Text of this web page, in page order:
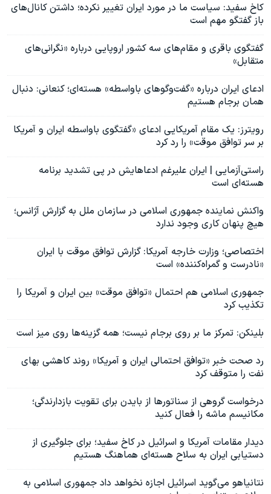
کاخ سفید: سیاست ما در مورد ایران تغییر نکرده؛ داشتن کانال‌های
باز گفتگو مهم است
گفتگوی باقری و مقام‌های سه کشور اروپایی درباره «نگرانی‌های
متقابل»
ادعای ایران درباره «گفت‌وگوهای باواسطه» هسته‌ای؛ کنعانی: دنبال
همان برجام هستیم
رویترز: یک مقام آمریکایی ادعای «گفتگوی باواسطه ایران و آمریکا
بر سر توافق موقت» را رد کرد
راستی‌آزمایی | ایران علیرغم ادعاهایش در پی تشدید برنامه
هسته‌ای است
واکنش نماینده جمهوری اسلامی در سازمان ملل به گزارش آژانس؛
هیچ پنهان کاری وجود ندارد
اختصاصی؛ وزارت خارجه آمریکا: گزارش‌ توافق موقت با ایران
«نادرست و گمراه‌کننده» است
جمهوری اسلامی هم احتمال «توافق موقت» بین ایران و آمریکا را
تکذیب کرد
بلینکن: تمرکز ما بر روی برجام نیست؛ همه گزینه‌ها روی میز است
رد صحت خبر «توافق احتمالی ایران و آمریکا» روند کاهشی بهای
نفت را متوقف کرد
درخواست گروهی از سناتورها از بایدن برای تقویت بازدارندگی؛
مکانیسم ماشه را فعال کنید
دیدار مقامات آمریکا و اسرائیل در کاخ سفید؛ برای جلوگیری از
دستیابی ایران به سلاح هسته‌ای هماهنگ هستیم
نتانیاهو می‌گوید اسرائیل اجازه‌ نخواهد داد جمهوری اسلامی به